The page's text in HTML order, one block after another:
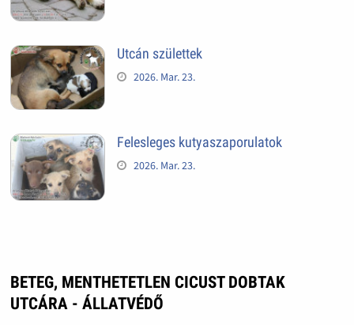
Utcán születtek
2026. Mar. 23.
Felesleges kutyaszaporulatok
2026. Mar. 23.
BETEG, MENTHETETLEN CICUST DOBTAK
UTCÁRA - ÁLLATVÉDŐ